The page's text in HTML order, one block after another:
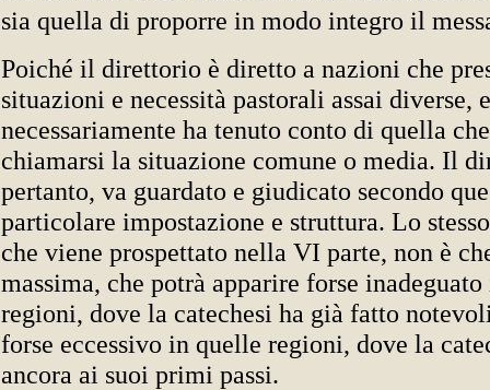
sia quella di proporre in modo integro il
Poiché il direttorio è diretto a nazioni che
situazioni e necessità pastorali assai diverse,
necessariamente ha tenuto conto di quella
chiamarsi la situazione comune o media. Il
pertanto, va guardato e giudicato secondo
particolare impostazione e struttura. Lo
che viene prospettato nella VI parte, non è
massima, che potrà apparire forse
regioni, dove la catechesi ha già fatto
forse eccessivo in quelle regioni, dove la
ancora ai suoi primi passi.